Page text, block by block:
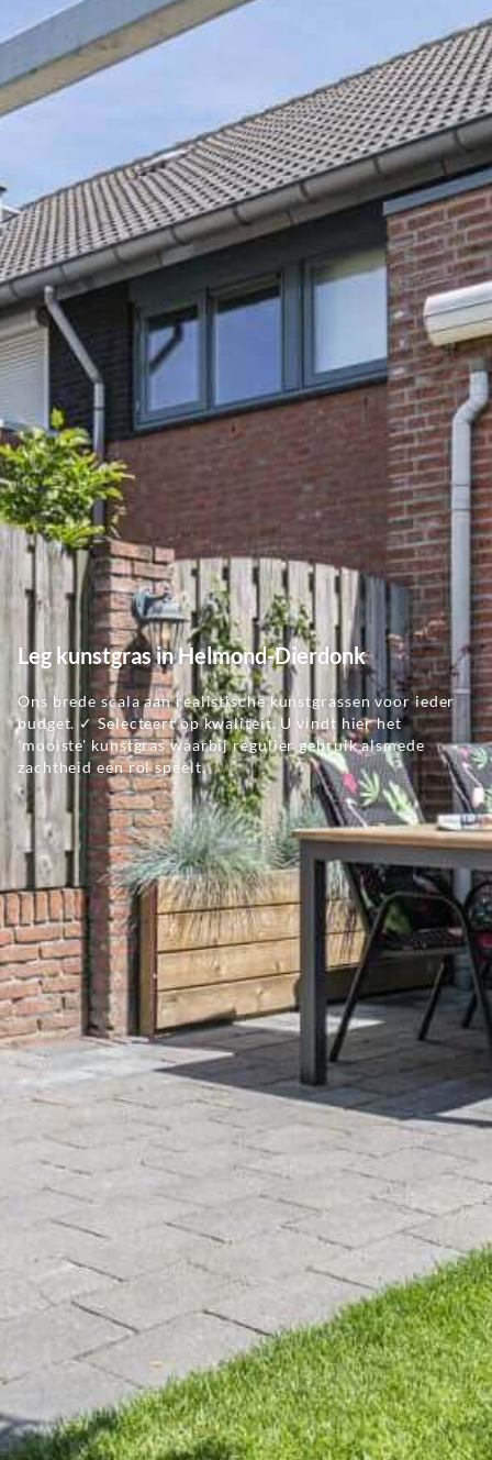
Leg kunstgras in Helmond-Dierdonk
Ons brede scala aan realistische kunstgrassen voor ieder
budget. ✓ Selecteert op kwaliteit. U vindt hier het
'mooiste' kunstgras waarbij regulier gebruik alsmede
zachtheid een rol speelt.